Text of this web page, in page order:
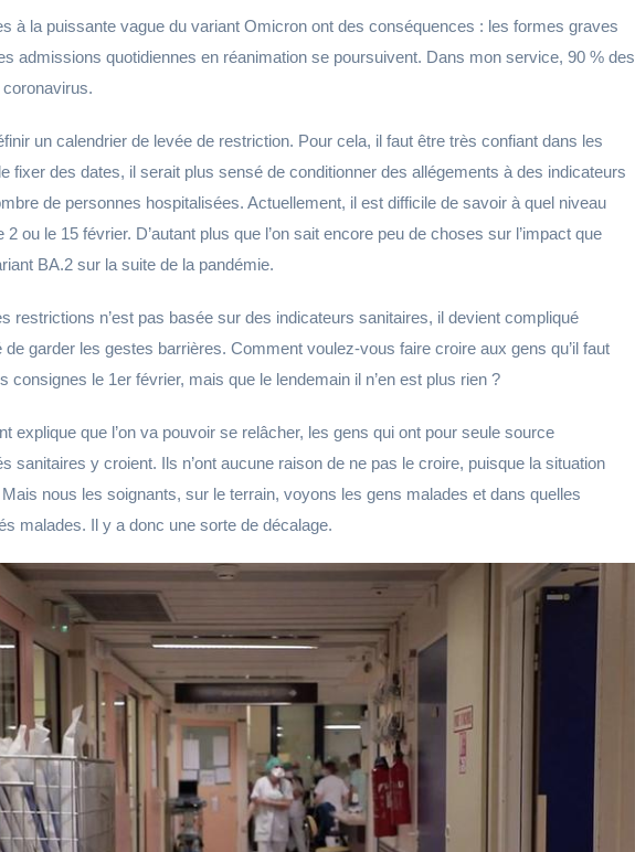
à la puissante vague du variant Omicron ont des conséquences : les formes graves
admissions quotidiennes en réanimation se poursuivent. Dans mon service, 90 % des
un calendrier de levée de restriction. Pour cela, il faut être très confiant dans les
fixer des dates, il serait plus sensé de conditionner des allégements à des indicateurs
de personnes hospitalisées. Actuellement, il est difficile de savoir à quel niveau
ou le 15 février. D’autant plus que l’on sait encore peu de choses sur l’impact que
BA.2 sur la suite de la pandémie.
restrictions n’est pas basée sur des indicateurs sanitaires, il devient compliqué
de garder les gestes barrières. Comment voulez-vous faire croire aux gens qu’il faut
consignes le 1er février, mais que le lendemain il n’en est plus rien ?
explique que l’on va pouvoir se relâcher, les gens qui ont pour seule source
sanitaires y croient. Ils n’ont aucune raison de ne pas le croire, puisque la situation
nous les soignants, sur le terrain, voyons les gens malades et dans quelles
malades. Il y a donc une sorte de décalage.